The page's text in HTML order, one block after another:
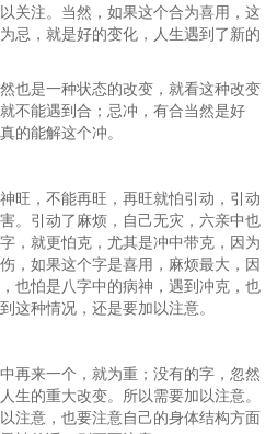
关注。当然，如果这个合为喜用，这
忌，就是好的变化，人生遇到了新的
也是一种状态的改变，就看这种改变
不能遇到合；忌冲，有合当然是好
的能解这个冲。
旺，不能再旺，再旺就怕引动，引动
。引动了麻烦，自己无灾，六亲中也
，就更怕克，尤其是冲中带克，因为
，如果这个字是喜用，麻烦最大，因
也怕是八字中的病神，遇到冲克，也
这种情况，还是要加以注意。
再来一个，就为重；没有的字，忽然
生的重大改变。所以需要加以注意。
注意，也要注意自己的身体结构方面